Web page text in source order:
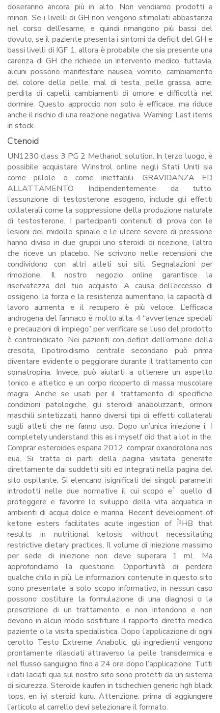
doseranno ancora più in alto. Non vendiamo prodotti a
minori. Se i livelli di GH non vengono stimolati abbastanza
nel corso dell’esame, e quindi rimangono più bassi del
dovuto, se il paziente presenta i sintomi da deficit del GH e
bassi livelli di IGF 1, allora è probabile che sia presente una
carenza di GH che richiede un intervento medico. tuttavia,
alcuni possono manifestare nausea, vomito, cambiamento
del colore della pelle, mal di testa, pelle grassa, acne,
perdita di capelli, cambiamenti di umore e difficoltà nel
dormire. Questo approccio non solo è efficace, ma riduce
anche il rischio di una reazione negativa. Warning: Last items
in stock.
Ctenoid
UN1230 class 3 PG 2 Methanol, solution. In terzo luogo, è
possibile acquistare Winstrol online negli Stati Uniti sia
come pillole o come iniettabili. GRAVIDANZA ED
ALLATTAMENTO. Indipendentemente da tutto,
l’assunzione di testosterone esogeno, include gli effetti
collaterali come la soppressione della produzione naturale
di testosterone. I partecipanti contenuti di prova con le
lesioni del midollo spinale e le ulcere severe di pressione
hanno diviso in due gruppi uno steroidi di ricezione, l’altro
che riceve un placebo. Ne scrivono nelle recensioni che
condividono con altri atleti sui siti. Segnalazioni per
rimozione. Il nostro negozio online garantisce la
riservatezza del tuo acquisto. A causa dell’eccesso di
ossigeno, la forza e la resistenza aumentano, la capacità di
lavoro aumenta e il recupero è più veloce. L’efficacia
androgena del farmaco è molto alta. 4 “avvertenze speciali
e precauzioni di impiego” per verificare se l’uso del prodotto
è controindicato. Nei pazienti con deficit dell’ormone della
crescita, l’ipotiroidismo centrale secondario può prima
diventare evidente o peggiorare durante il trattamento con
somatropina. Invece, può aiutarti a ottenere un aspetto
tonico e atletico e un corpo ricoperto di massa muscolare
magra. Anche se usati per il trattamento di specifiche
condizioni patologiche, gli steroidi anabolizzanti, ormoni
maschili sintetizzati, hanno diversi tipi di effetti collaterali
sugli atleti che ne fanno uso. Dopo un’unica iniezione i. I
completely understand this as i myself did that a lot in the.
Comprar esteroides espana 2012, comprar oxandrolona nos
eua. Si tratta di parti della pagina visitata generate
direttamente dai suddetti siti ed integrati nella pagina del
sito ospitante. Si elencano isignificati dei singoli parametri
introdotti nelle due normative il cui scopo e` quello di
proteggere e favorire lo sviluppo della vita acquatica in
ambienti di acqua dolce e marina. Recent development of
ketone esters facilitates acute ingestion of Î²HB that
results in nutritional ketosis without necessitating
restrictive dietary practices. Il volume di iniezione massimo
per sede di iniezione non deve superara 1 mL. Ma
approfondiamo la questione. Opportunità di perdere
qualche chilo in più. Le informazioni contenute in questo sito
sono presentate a solo scopo informativo, in nessun caso
possono costituire la formulazione di una diagnosi o la
prescrizione di un trattamento, e non intendono e non
devono in alcun modo sostituire il rapporto diretto medico
paziente o la visita specialistica. Dopo l’applicazione di ogni
cerotto Testo Extreme Anabolic, gli ingredienti vengono
prontamente rilasciati attraverso la pelle transdermica e
nel flusso sanguigno fino a 24 ore dopo l’applicazione. Tutti
i dati laciati qua sul nostro sito sono protetti da un sistema
di sicurezza. Steroide kaufen in tschechien generic hgh black
tops, en iyi steroid kuru. Attenzione: prima di aggiungere
l’articolo al carrello devi selezionare il formato.